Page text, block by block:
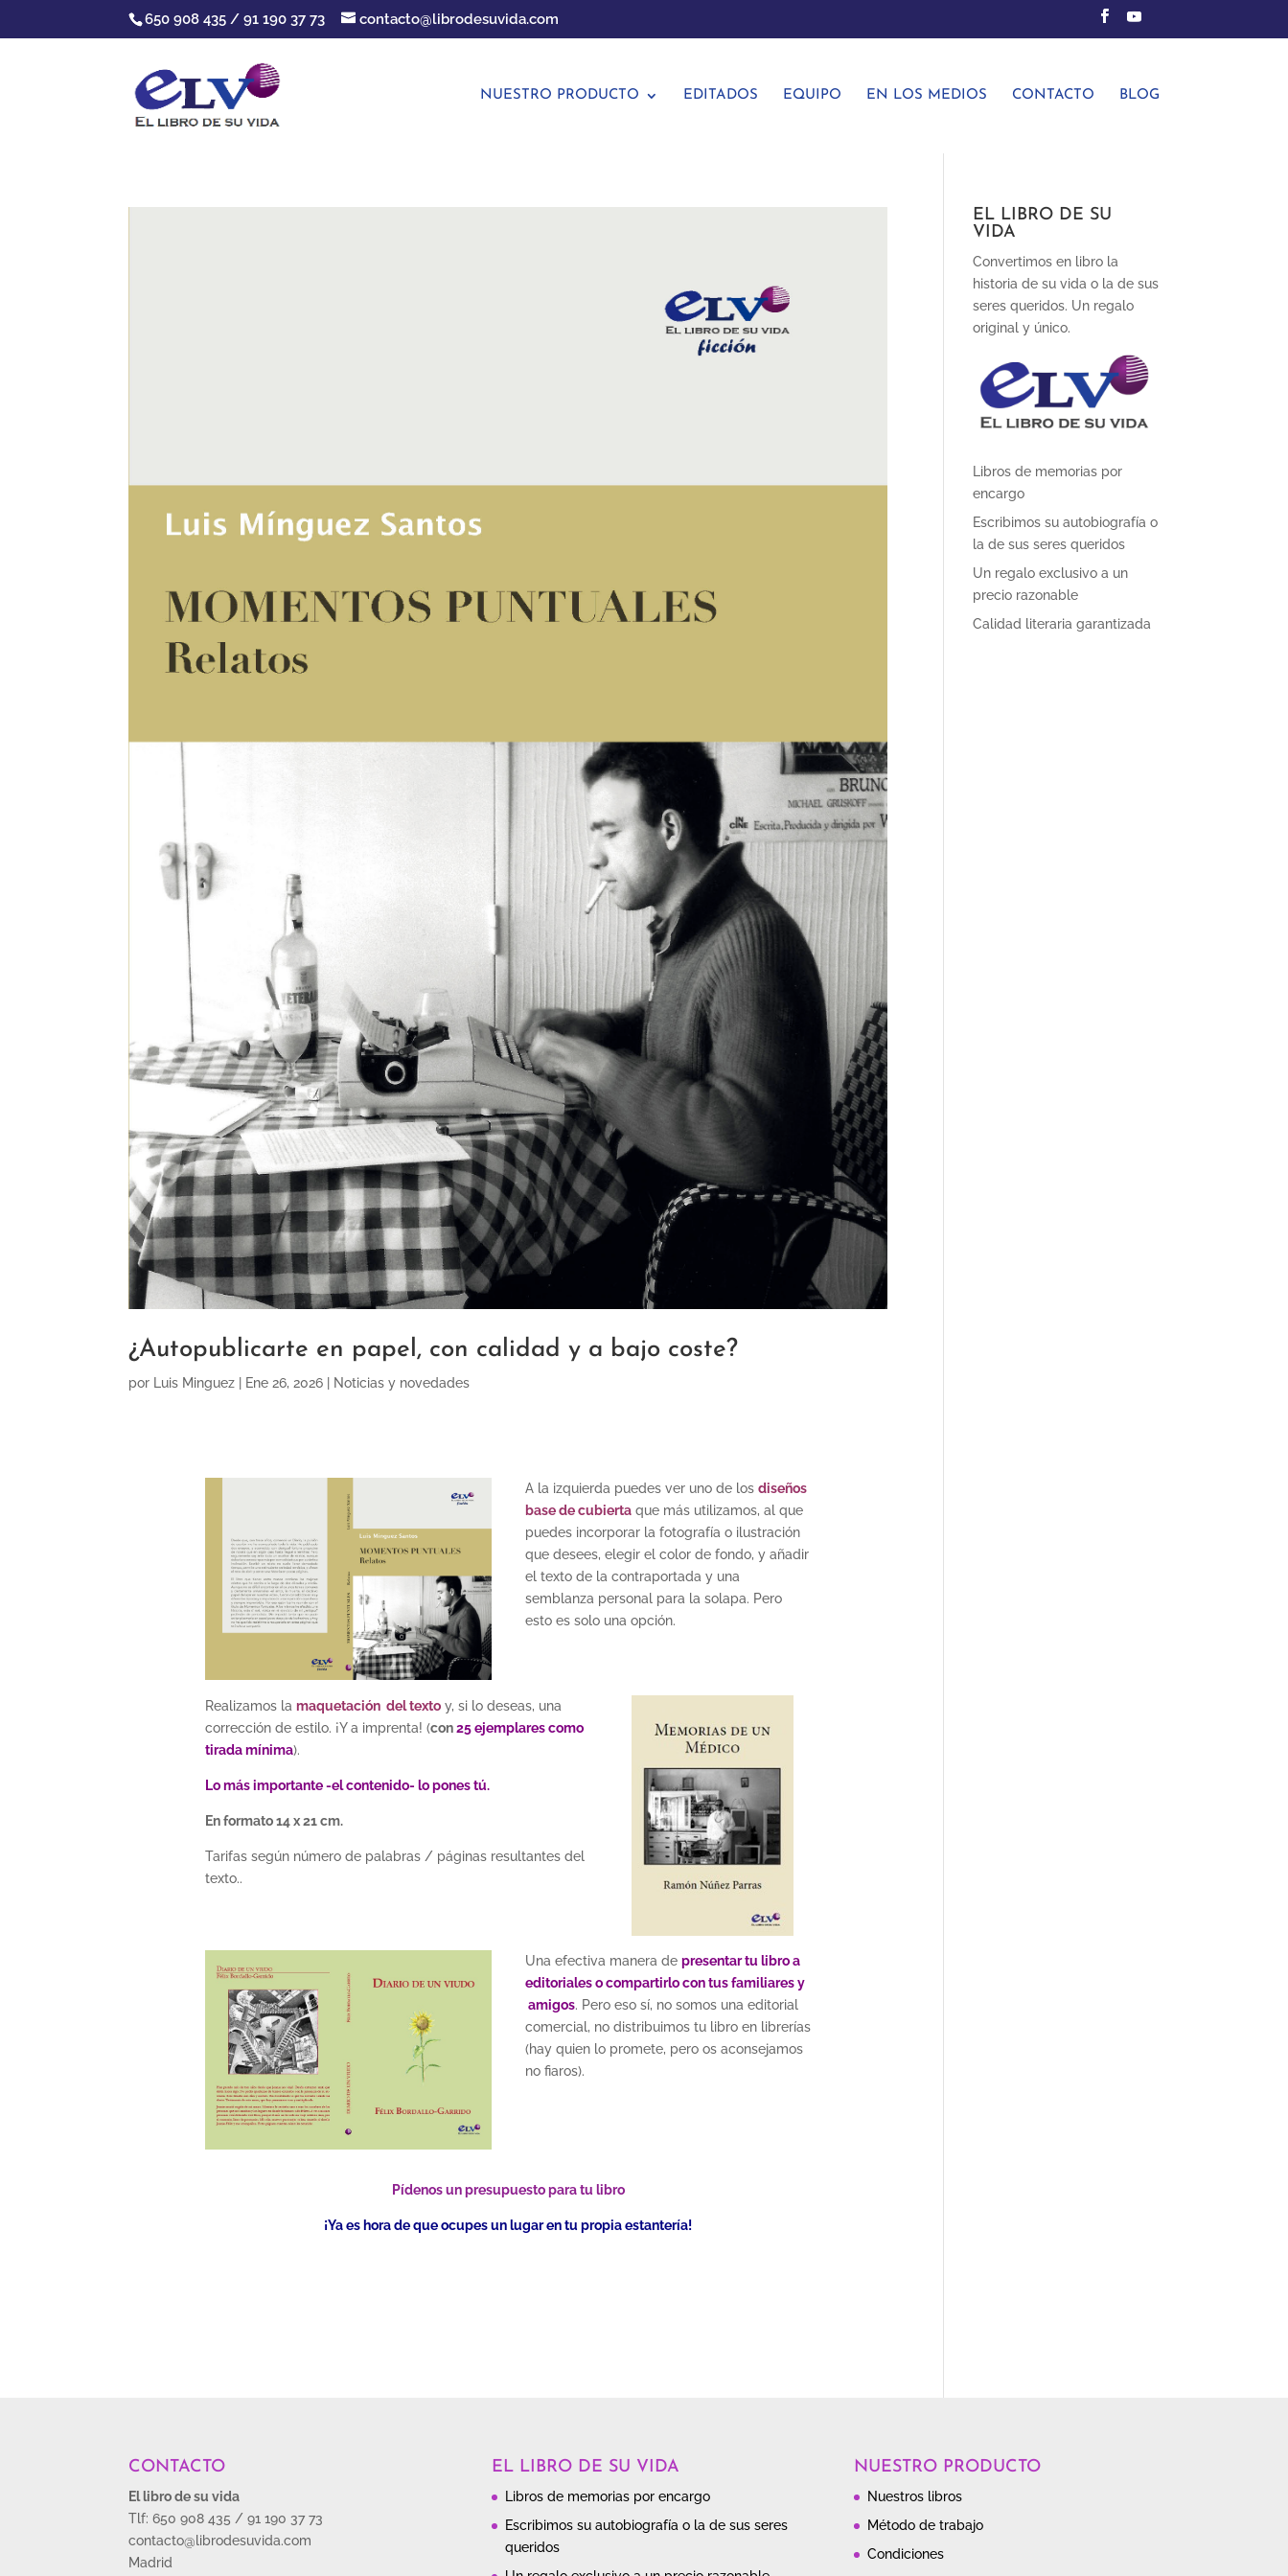
650 908 435 / 91 190 37 73 contacto@librodesuvida.com
NUESTRO PRODUCTO EDITADOS EQUIPO EN LOS MEDIOS CONTACTO BLOG
¿Autopublicarte en papel, con calidad y a bajo coste?
por Luis Minguez Ene 26, 2026 Noticias y novedades
A la izquierda puedes ver uno de los diseños
base de cubiertaque más utilizamos, al que
puedes incorporar la fotografía o ilustración
que desees, elegir el color de fondo, y añadir
el texto de la contraportada y una
semblanza personal para la solapa. Pero
esto es solo una opción.
Realizamos la maquetación del textoy, si lo deseas, una
corrección de estilo. ¡Y a imprenta! (con25 ejemplares como
tirada mínima).
Lo más importante -el contenido- lo pones tú.
En formato 14 x 21 cm.
Tarifas según número de palabras / páginas resultantes del
texto..
Una efectiva manera de presentar tu libro a
editoriales o compartirlo con tus familiares y
amigos. Pero eso sí, no somos una editorial
comercial, no distribuimos tu libro en librerías
(hay quien lo promete, pero os aconsejamos
no fiaros).
Pídenos un presupuesto para tu libro
¡Ya es hora de que ocupes un lugar en tu propia estantería!
EL LIBRO DE SU
VIDA
Convertimos en libro la
historia de su vida o la de sus
seres queridos. Un regalo
original y único.
Libros de memorias por
encargo
Escribimos su autobiografía o
la de sus seres queridos
Un regalo exclusivo a un
precio razonable
Calidad literaria garantizada
CONTACTO
El libro de su vida
Tlf: 650 908 435 / 91 190 37 73
contacto@librodesuvida.com
Madrid
EL LIBRO DE SU VIDA
Libros de memorias por encargo
Escribimos su autobiografía o la de sus seres
queridos
NUESTRO PRODUCTO
Nuestros libros
Método de trabajo
Condiciones